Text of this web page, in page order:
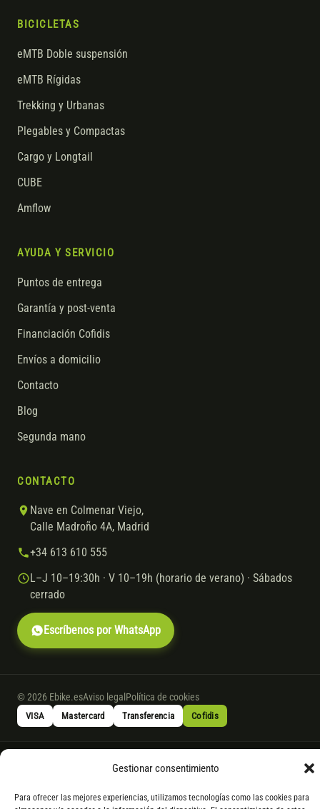
Gestionar consentimiento
Para ofrecer las mejores experiencias, utilizamos tecnologías como las cookies para
BICICLETAS
eMTB Doble suspensión
eMTB Rígidas
Trekking y Urbanas
Plegables y Compactas
Cargo y Longtail
CUBE
Amflow
AYUDA Y SERVICIO
Puntos de entrega
Garantía y post-venta
Financiación Cofidis
Envíos a domicilio
Contacto
Blog
Segunda mano
CONTACTO
Nave en Colmenar Viejo,
Calle Madroño 4A, Madrid
+34 613 610 555
L–J 10–19:30h · V 10–19h (horario de verano) · Sábados
cerrado
Escríbenos por WhatsApp
© 2026 Ebike.esAviso legal Política de cookies
VISA Mastercard Transferencia Cofidis
Gasto de apertura: 4% hasta 18 meses y 7% a 24 meses. Consulta
los detalles
por WhatsApp.